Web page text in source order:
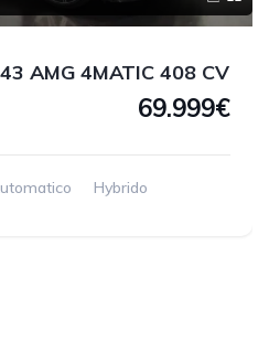
43 AMG 4MATIC 408 CV
69.999€
Hybrido